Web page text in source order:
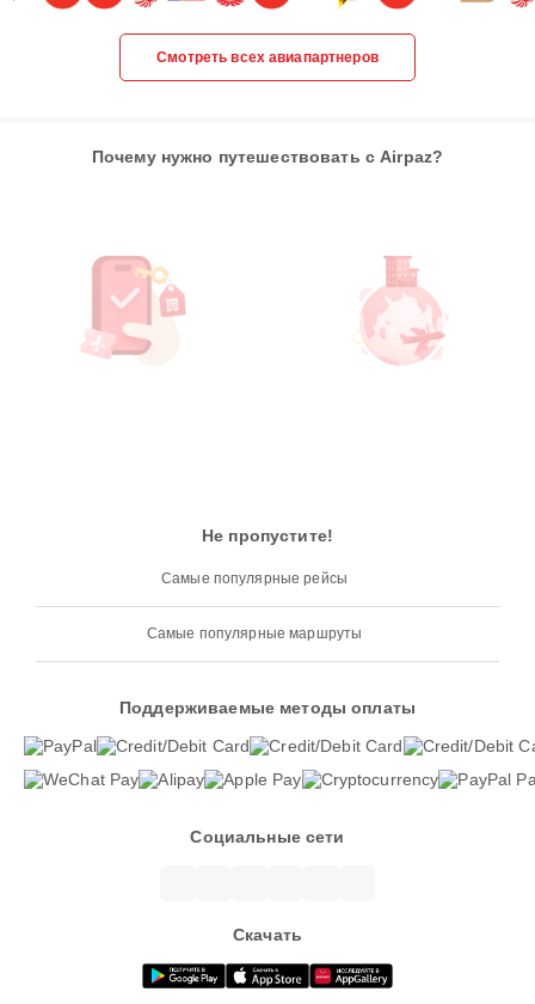
Смотреть всех авиапартнеров
Почему нужно путешествовать с Airpaz?
Не пропустите!
Самые популярные рейсы
Самые популярные маршруты
Поддерживаемые методы оплаты
Социальные сети
Скачать